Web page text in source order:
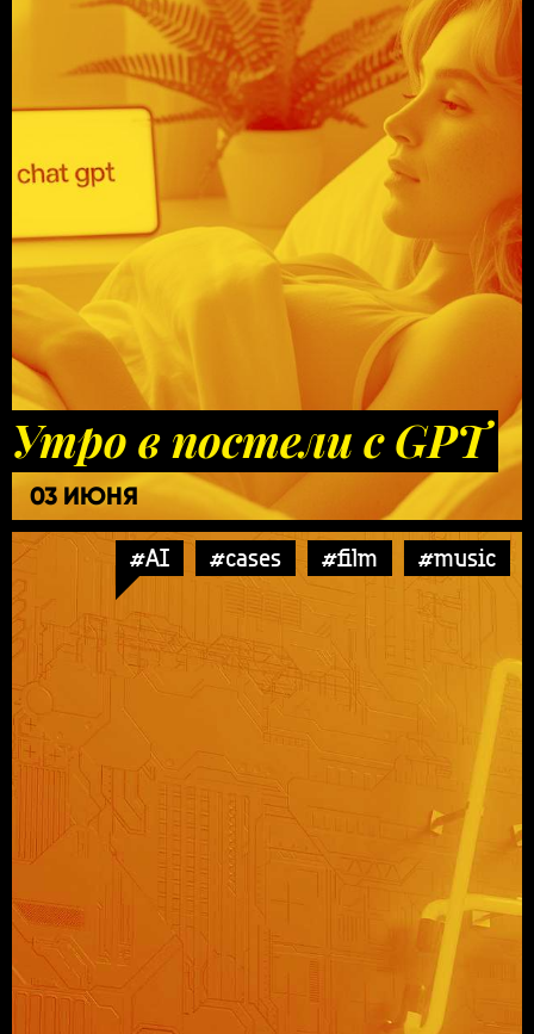
Утро в постели с GPT
03 ИЮНЯ
#AI #cases #film #music